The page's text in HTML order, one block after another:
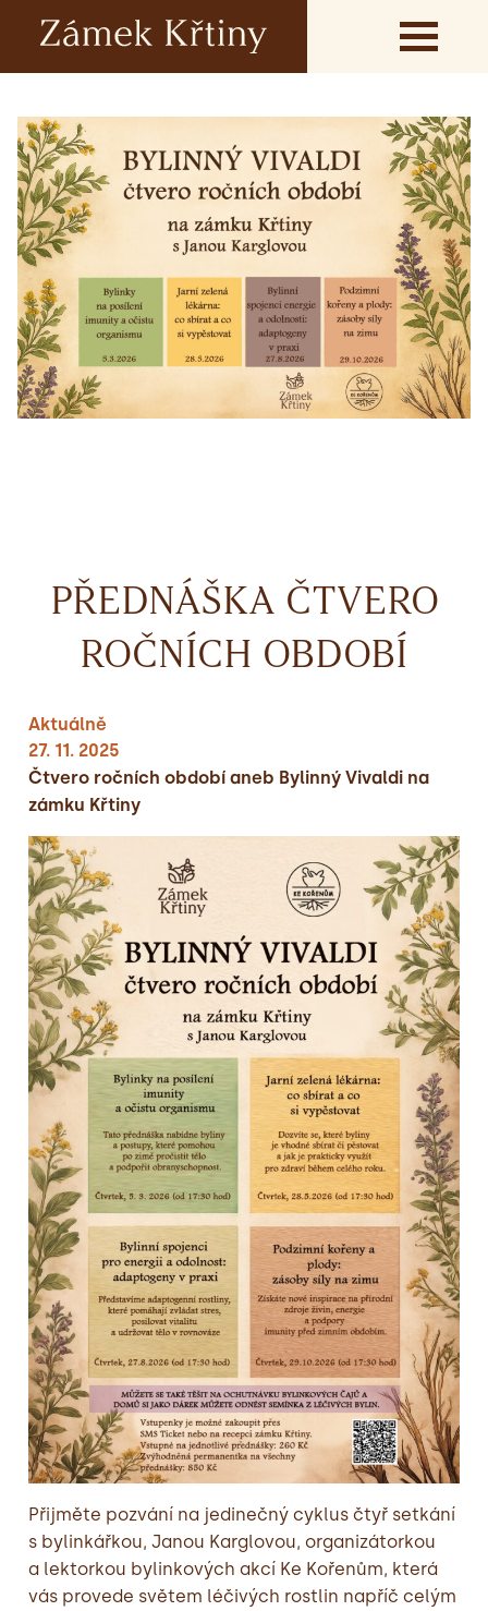
PŘEDNÁŠKA ČTVERO
ROČNÍCH OBDOBÍ
Aktuálně
27. 11. 2025
Čtvero ročních období aneb Bylinný Vivaldi na
zámku Křtiny
Přijměte pozvání na jedinečný cyklus čtyř setkání
s bylinkářkou, Janou Karglovou, organizátorkou
a lektorkou bylinkových akcí Ke Kořenům, která
vás provede světem léčivých rostlin napříč celým